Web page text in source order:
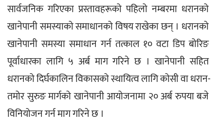
सार्वजनिक गरिएका प्रस्तावहरूको पहिलो नम्बरमा धरानको
खानेपानी समस्याको समाधानको विषय राखेका छन् । धरानको
खानेपानी समस्या समाधान गर्न तत्काल १० वटा डिप बोरिङ
पूर्वाधारका लागि ५ अर्ब माग गरिने छ । खानेपानी सहित
धरानको दिर्घकालिन विकासको स्थायित्व लागि कोसी वा धरान-
तमोर सुरुङ मार्गको खानेपानी आयोजनामा २० अर्ब रुपया बजे
विनियोजन गर्न माग गरिने छ ।